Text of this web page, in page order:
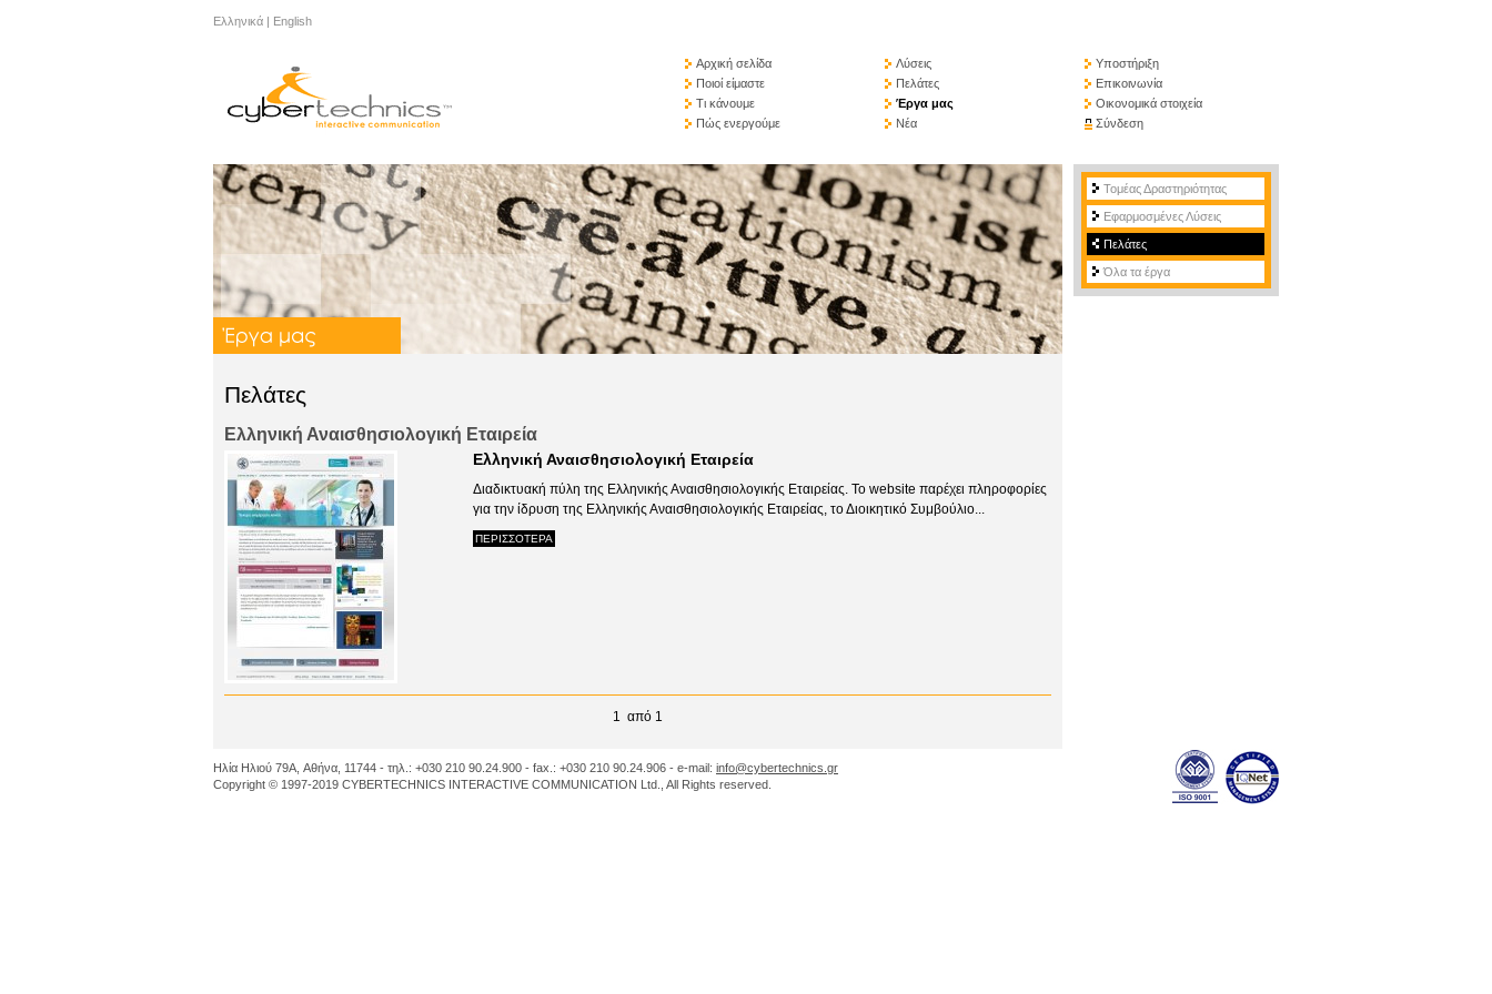
Ελληνικά | English
Αρχική σελίδα
Ποιοί είμαστε
Τι κάνουμε
Πώς ενεργούμε
Λύσεις
Πελάτες
Έργα μας
Νέα
Υποστήριξη
Επικοινωνία
Οικονομικά στοιχεία
Σύνδεση
Πελάτες
Ελληνική Αναισθησιολογική Εταιρεία
Eλληνική Αναισθησιολογική Εταιρεία
Διαδικτυακή πύλη της Ελληνικής Αναισθησιολογικής Εταιρείας. To website παρέχει πληροφορίες
για την ίδρυση της Ελληνικής Αναισθησιολογικής Εταιρείας, το Διοικητικό Συμβούλιο...
ΠΕΡΙΣΣΟΤΕΡΑ
1 από 1
Τομέας Δραστηριότητας
Εφαρμοσμένες Λύσεις
Πελάτες
Όλα τα έργα
Ηλία Ηλιού 79A, Αθήνα, 11744 - τηλ.: +030 210 90.24.900 - fax.: +030 210 90.24.906 - e-mail: info@cybertechnics.gr
Copyright © 1997-2019 CYBERTECHNICS INTERACTIVE COMMUNICATION Ltd., All Rights reserved.